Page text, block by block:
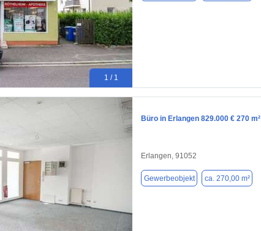
1 / 1
Büro in Erlangen 829.000 € 270 m²
Erlangen, 91052
Gewerbeobjekt ca. 270,00 m²